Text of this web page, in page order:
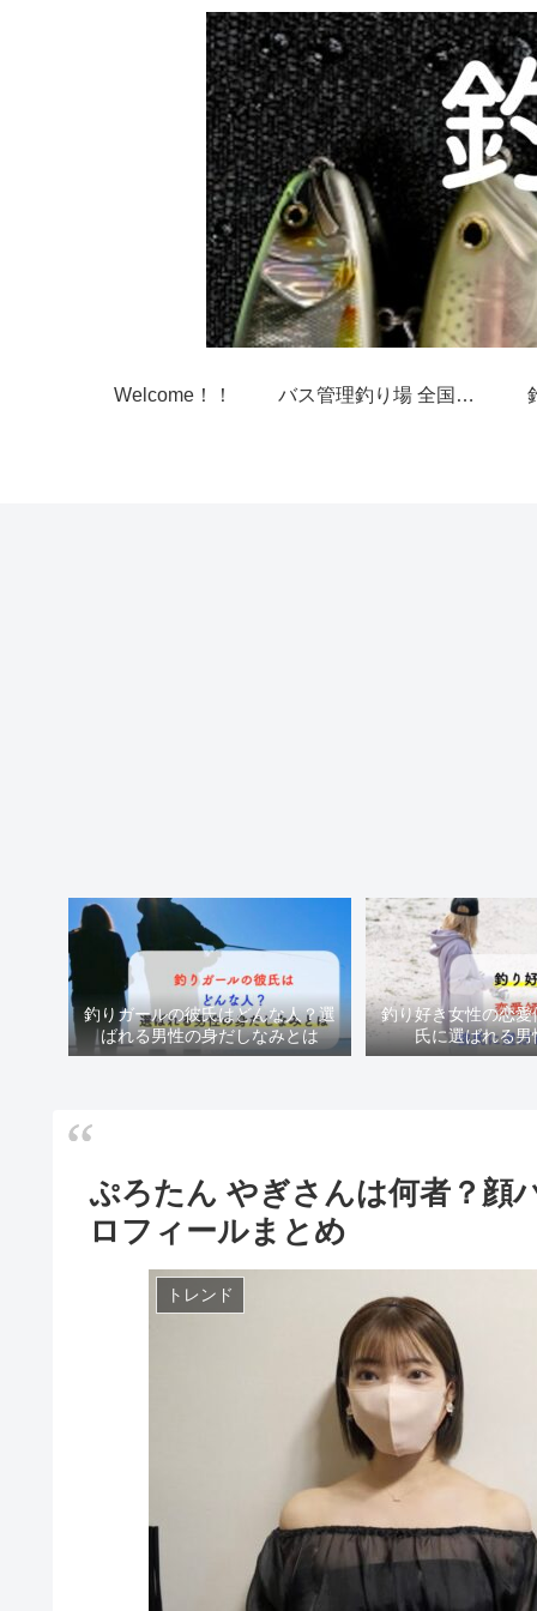
Welcome！！ バス管理釣り場 全国一覧
釣りガールの彼氏はどんな人？選
ばれる男性の身だしなみとは
釣り好き女性の恋
氏に選ばれる男
ぷろたん やぎさんは何者？顔
ロフィールまとめ
トレンド